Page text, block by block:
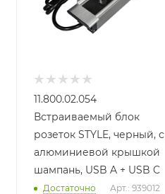
11.800.02.054
Встраиваемый блок
розеток STYLE, черный, с
алюминиевой крышкой
шампань, USB A + USB C
Достаточно Арт.: 939012